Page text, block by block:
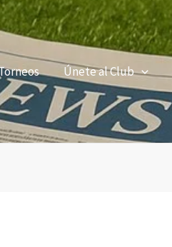
Únete al Club